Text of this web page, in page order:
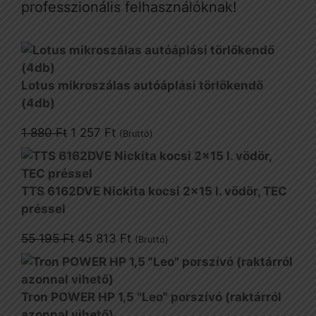
professzionális felhasználóknak!
Lotus mikroszálas autóáplási törlőkendő
(4db)
1 880Ft Original
price
was:
1
1 257 FtCurrent
price
1
(Bruttó)
TTS 6162DVE Nickita kocsi 2x15 l. vödör, TEC
préssel
55 195Ft Original
price
was:
55
195 Ft.
45 813 FtCurrent
price
45
(Bruttó)
Tron POWER HP 1,5 "Leo" porszívó (raktárról